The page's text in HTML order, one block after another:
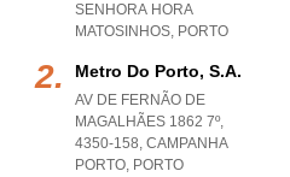
SENHORA HORA
MATOSINHOS, PORTO
Metro Do Porto, S.a.
AV DE FERNÃO DE
MAGALHÃES 1862 7º,
4350-158, CAMPANHA
PORTO, PORTO